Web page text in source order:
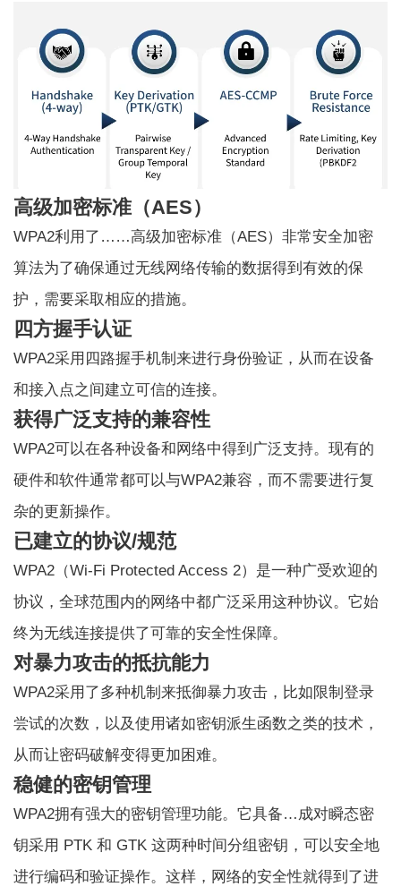
高级加密标准（AES）
WPA2利用了……高级加密标准（AES）非常安全加密
算法为了确保通过无线网络传输的数据得到有效的保
护，需要采取相应的措施。
四方握手认证
WPA2采用四路握手机制来进行身份验证，从而在设备
和接入点之间建立可信的连接。
获得广泛支持的兼容性
WPA2可以在各种设备和网络中得到广泛支持。现有的
硬件和软件通常都可以与WPA2兼容，而不需要进行复
杂的更新操作。
已建立的协议/规范
WPA2（Wi-Fi Protected Access 2）是一种广受欢迎的
协议，全球范围内的网络中都广泛采用这种协议。它始
终为无线连接提供了可靠的安全性保障。
对暴力攻击的抵抗能力
WPA2采用了多种机制来抵御暴力攻击，比如限制登录
尝试的次数，以及使用诸如密钥派生函数之类的技术，
从而让密码破解变得更加困难。
稳健的密钥管理
WPA2拥有强大的密钥管理功能。它具备…成对瞬态密
钥采用 PTK 和 GTK 这两种时间分组密钥，可以安全地
进行编码和验证操作。这样，网络的安全性就得到了进